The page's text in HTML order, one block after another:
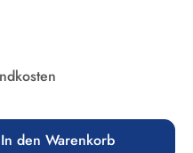
gewünschten Wert
In den Warenkorb